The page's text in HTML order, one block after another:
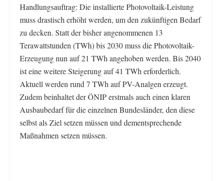
Handlungsauftrag: Die installierte Photovoltaik-Leistung
muss drastisch erhöht werden, um den zukünftigen Bedarf
zu decken. Statt der bisher angenommenen 13
Terawattstunden (TWh) bis 2030 muss die Photovoltaik-
Erzeugung nun auf 21 TWh angehoben werden. Bis 2040
ist eine weitere Steigerung auf 41 TWh erforderlich.
Aktuell werden rund 7 TWh auf PV-Analgen erzeugt.
Zudem beinhaltet der ÖNIP erstmals auch einen klaren
Ausbaubedarf für die einzelnen Bundesländer, den diese
selbst als Ziel setzen müssen und dementsprechende
Maßnahmen setzen müssen.